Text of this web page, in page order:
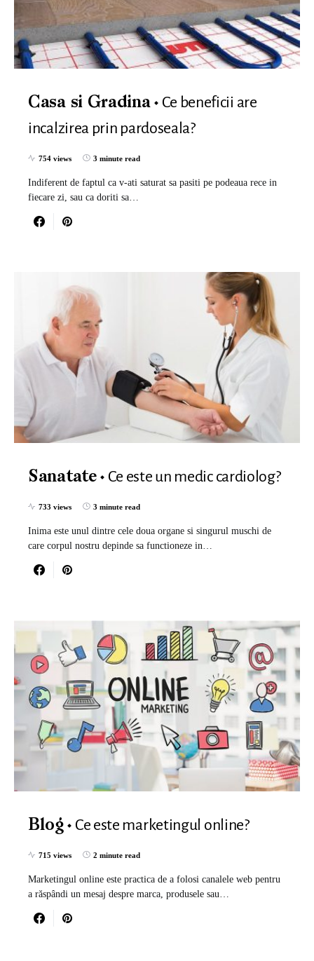
Casa si Gradina
Ce beneficii are
incalzirea prin pardoseala?
754 views 3 minute read
Indiferent de faptul ca v-ati saturat sa pasiti pe podeaua rece in
fiecare zi, sau ca doriti sa…
Sanatate Ce este un medic cardiolog?
733 views 3 minute read
Inima este unul dintre cele doua organe si singurul muschi de
care corpul nostru depinde sa functioneze in…
Blog Ce este marketingul online?
715 views 2 minute read
Marketingul online este practica de a folosi canalele web pentru
a răspândi un mesaj despre marca, produsele sau…